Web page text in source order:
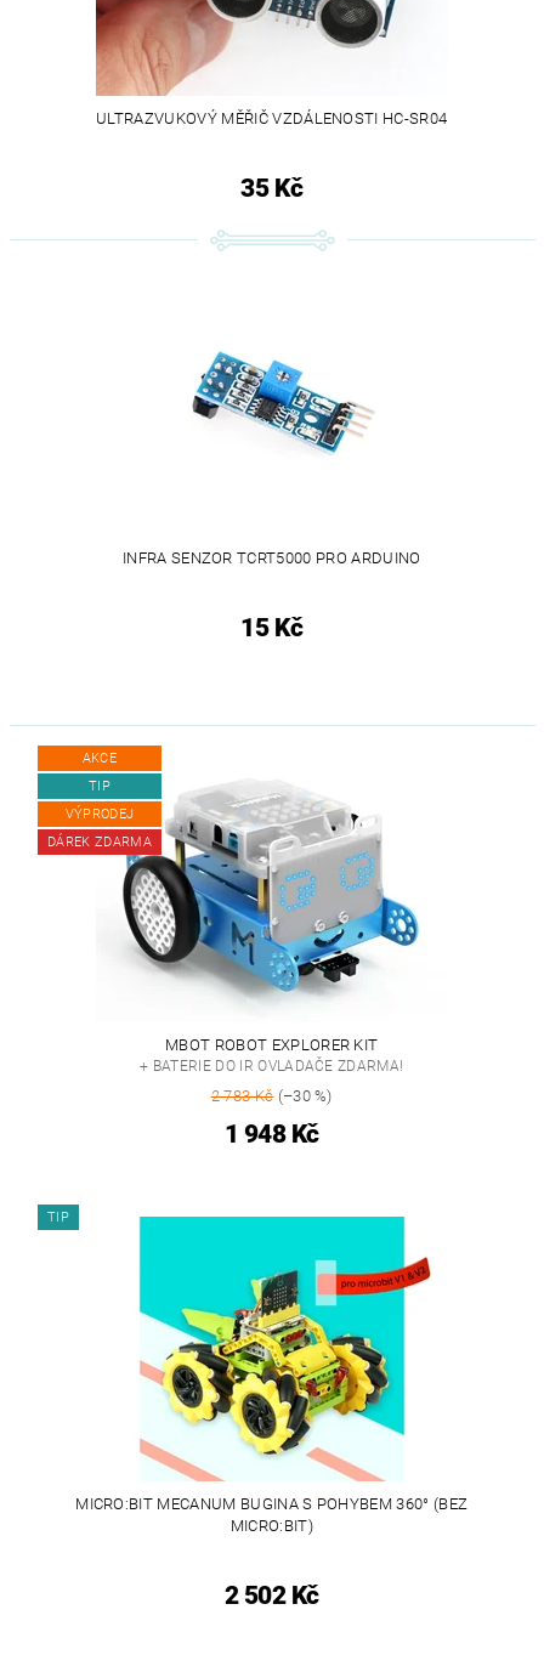
ULTRAZVUKOVÝ MĚŘIČ VZDÁLENOSTI HC-SR04
35 Kč
INFRA SENZOR TCRT5000 PRO ARDUINO
15 Kč
AKCE
TIP
VÝPRODEJ
DÁREK ZDARMA
MBOT ROBOT EXPLORER KIT
+ BATERIE DO IR OVLADAČE ZDARMA!
2 783 Kč(–30 %)
1 948 Kč
TIP
MICRO:BIT MECANUM BUGINA S POHYBEM 360° (BEZ
MICRO:BIT)
2 502 Kč